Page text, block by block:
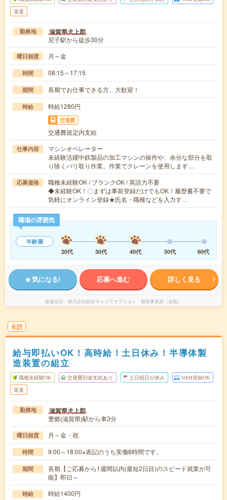
派遣
勤務地 滋賀県犬上郡
尼子駅から徒歩30分
曜日頻度 月～金
時間 08:15～17:15
期間 長期でお仕事できる方、大歓迎！
時給 時給1280円
交通費
交通費規定内支給
仕事内容
マシンオペレーター
未経験活躍中鉄製品の加工マシンの操作や、余分な部分を取
り除くバリ取り作業。作業でクレーンを使用します…
応募資格
職種未経験OK / ブランクOK / 英語力不要
◆未経験OK！〇まずは事前登録だけでもOK！履歴書不要で
気軽にオンライン登録★氏名・職種などを入力す…
職場の雰囲気
年齢層
20代
30代 40代 50代 60代
気になる! 応募へ進む 詳しく見る
派遣会社 株式会社綜合キャリアオプション 製造事業部（全国）
未読
給与即払いOK！高時給！土日休み！半導体製
造装置の組立
職種未経験OK 交通費別途支給あり 土日祝日が休み WEB登録OK
派遣
勤務地 滋賀県犬上郡
豊郷(滋賀県)駅から車3分
曜日頻度 月～金・祝
時間 9:00～18:00※表記のうち実働8時間です。
期間
長期【ご応募から1週間以内(最短2日目)のスピード就業が可
能】即日～
時給 時給1400円